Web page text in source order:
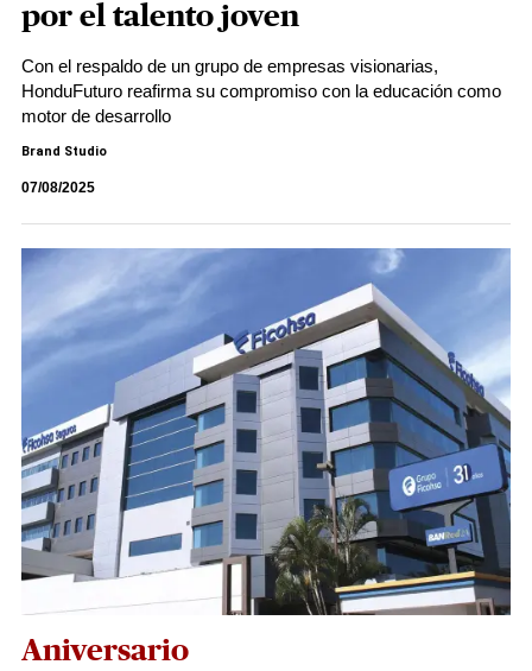
por el talento joven
Con el respaldo de un grupo de empresas visionarias,
HonduFuturo reafirma su compromiso con la educación como
motor de desarrollo
Brand Studio
07/08/2025
Aniversario